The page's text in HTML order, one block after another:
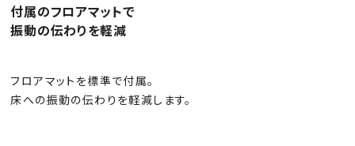
付属のフロアマットで
振動の伝わりを軽減
フロアマットを標準で付属。
床への振動の伝わりを軽減します。